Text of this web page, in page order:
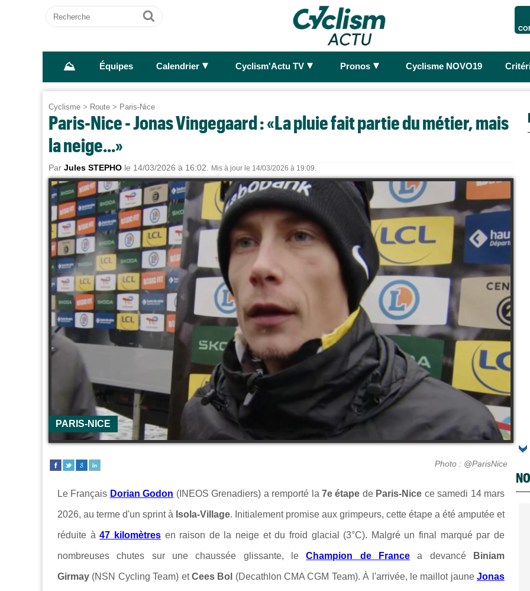
Recherche
Ok
⛰ Équipes Calendrier ► Cyclism'Actu TV ► Pronos ► Cyclisme NOVO19
Cyclisme > Route > Paris-Nice
Paris-Nice - Jonas Vingegaard : «La pluie fait partie du métier, mais
la neige...»
Par Jules STEPHO le 14/03/2026 à 16:02. Mis à jour le 14/03/2026 à 19:09.
PARIS-NICE
Photo : @ParisNice
Le Français Dorian Godon (INEOS Grenadiers) a remporté la 7e étape de Paris-Nice ce samedi 14 mars
2026, au terme d'un sprint à Isola-Village. Initialement promise aux grimpeurs, cette étape a été amputée et
réduite à47 kilomètresen raison de la neige et du froid glacial (3°C). Malgré un final marqué par de
nombreuses chutes sur une chaussée glissante, leChampion de France a devancé Biniam
Girmay (NSN Cycling Team) etCees Bol (Decathlon CMA CGM Team). À l'arrivée, le maillot jaune Jonas